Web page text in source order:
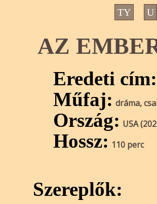
TY U
AZ
Eredeti cím:
Műfaj: dráma,
Ország: USA
Hossz: 110 perc
Szereplők: